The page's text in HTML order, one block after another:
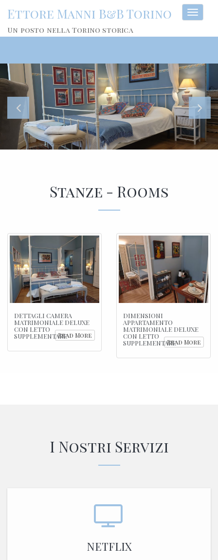
Toggle
Ettore Manni B&B Torino
Un posto nella Torino storica
Stanze - Rooms
DETTAGLI CAMERA
MATRIMONIALE DELUXE
CON LETTO
SUPPLEMENTARERead More
DIMENSIONI
APPARTAMENTO
MATRIMONIALE DELUXE
CON LETTO
SUPPLEMENTARERead More
I Nostri Servizi
NETFLIX